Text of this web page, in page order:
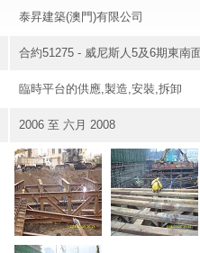
泰昇建築(澳門)有限公司
合約51275 - 威尼斯人5及6期東南
臨時平台的供應,製造,安裝,拆卸
2006 至 六月 2008